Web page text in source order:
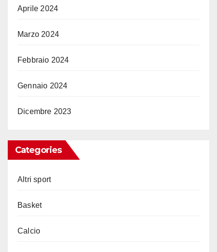
Aprile 2024
Marzo 2024
Febbraio 2024
Gennaio 2024
Dicembre 2023
Categories
Altri sport
Basket
Calcio